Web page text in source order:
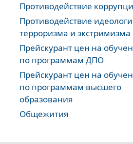
Противодействие
Противодействие
терроризма и экстримизма
Прейскурант цен на
по программам ДПО
Прейскурант цен на
по программам высшего
образования
Общежития